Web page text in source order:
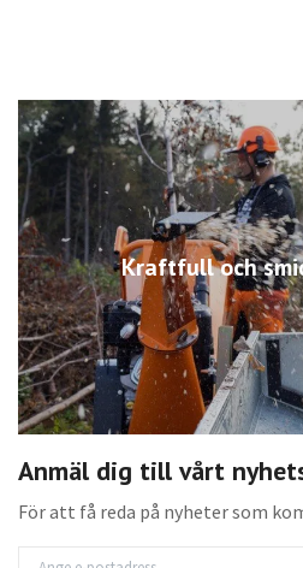
Kraftfull och
Anmäl dig till vårt
För att få reda på nyheter som